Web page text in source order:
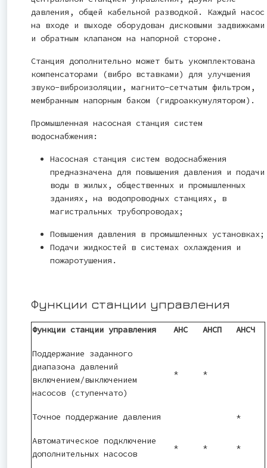
давления, общей кабельной разводкой. Каждый насос
на входе и выходе оборудован дисковыми задвижками
и обратным клапаном на напорной стороне.
Станция дополнительно может быть укомплектована
компенсаторами (вибро вставками) для улучшения
звуко-виброизоляции, магнито-сетчатым фильтром,
мембранным напорным баком (гидроаккумулятором).
Промышленная насосная станция систем
водоснабжения:
Насосная станция систем водоснабжения
предназначена для повышения давления и подачи
воды в жилых, общественных и промышленных
зданиях, на водопроводных станциях, в
магистральных трубопроводах;
Повышения давления в промышленных установках;
Подачи жидкостей в системах охлаждения и
пожаротушения.
Функции станции управления
Функции станции управления АНС АНСП АНСЧ
Поддержание заданного
диапазона давлений
включением/выключением
насосов (ступенчато)
* *
Точное поддержание давления *
Автоматическое подключение
дополнительных насосов
* * *